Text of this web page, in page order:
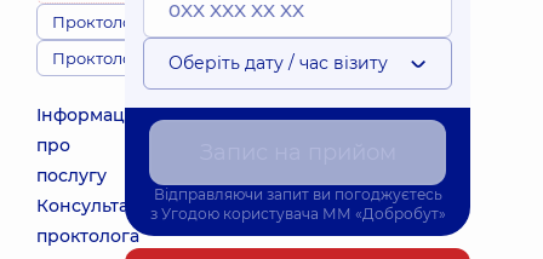
Проктологи
Проктологія
Інформація
про
послугу
Консультація
проктолога
Оберіть дату / час візиту
Відправляючи запит ви погоджуєтесь
з Угодою користувача ММ «Добробут»